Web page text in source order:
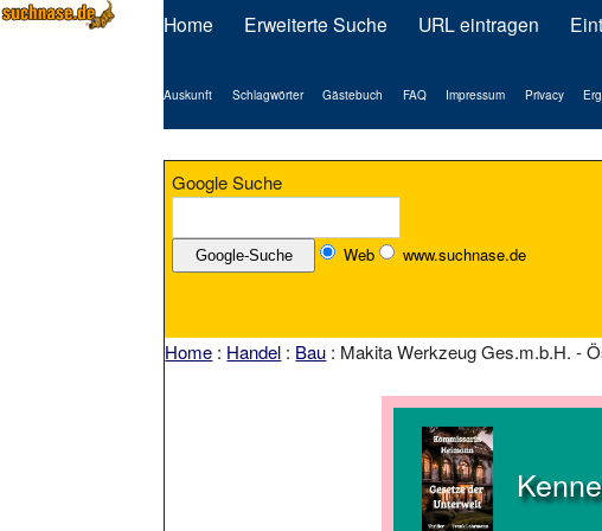
Home Erweiterte Suche URL eintragen
Auskunft Schlagwörter Gästebuch FAQ Impressum Privacy
Google Suche
Web www.suchnase.de
Home : Handel : Bau : Makita Werkzeug Ges.m.b.H. -